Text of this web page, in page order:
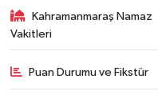
Kahramanmaraş Namaz
Vakitleri
Puan Durumu ve Fikstür